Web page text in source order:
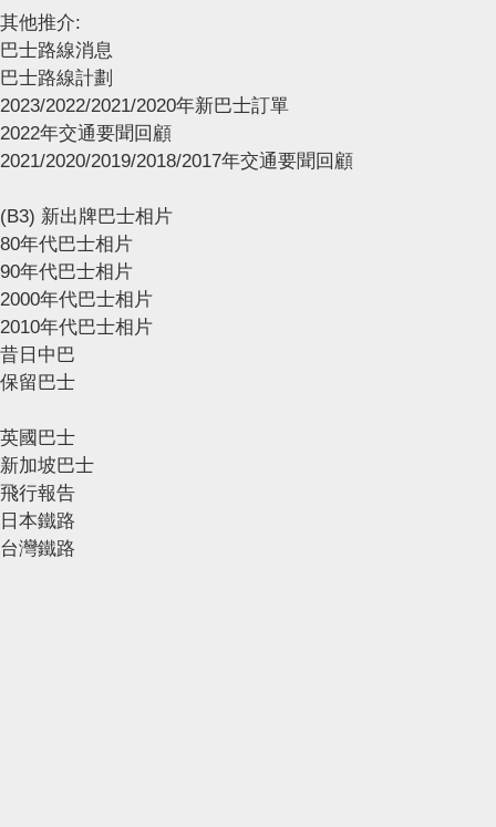
其他推介:
巴士路線消息
巴士路線計劃
2023/2022/2021/2020年新巴士訂單
2022年交通要聞回顧
2021/2020/2019/2018/2017年交通要聞回顧
(B3) 新出牌巴士相片
80年代巴士相片
90年代巴士相片
2000年代巴士相片
2010年代巴士相片
昔日中巴
保留巴士
英國巴士
新加坡巴士
飛行報告
日本鐵路
台灣鐵路